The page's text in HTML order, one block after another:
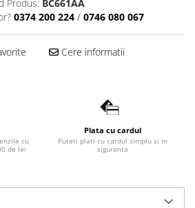
Produs: BC661AA
0374 200 224 / 0746 080 067
Cere informatii
cu
de lei
Plata cu cardul
Puteti plati cu cardul simplu si in
siguranta